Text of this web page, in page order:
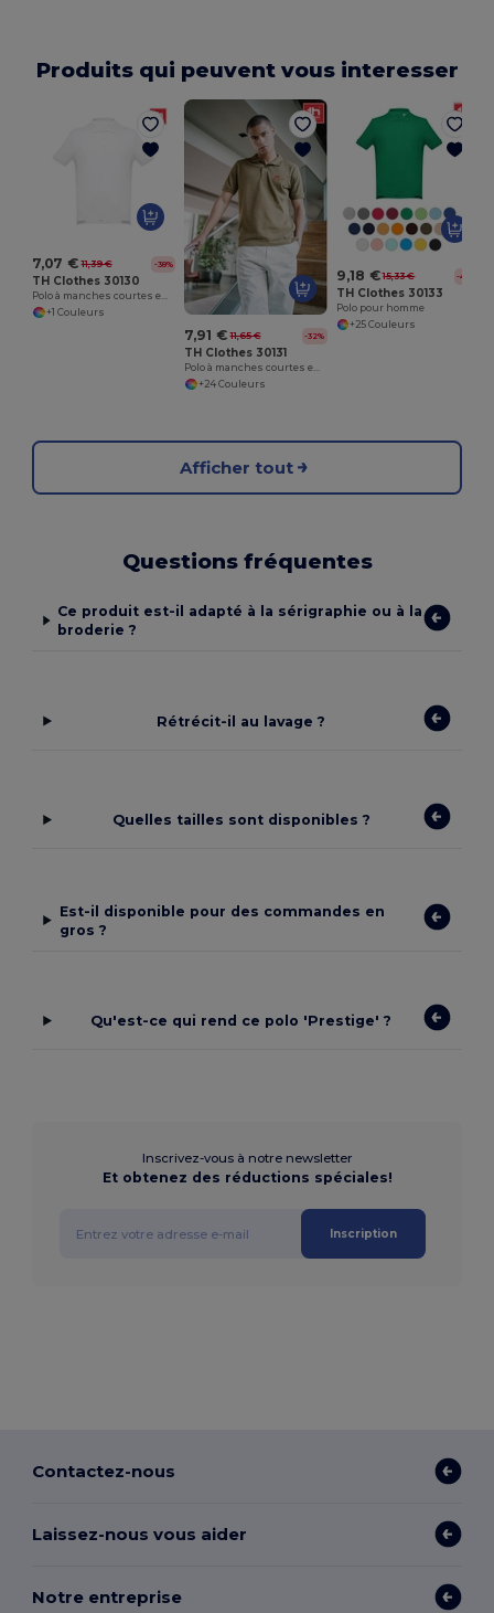
Produits qui peuvent vous interesser
7,07 € 11,39 € -38%
TH Clothes 30130
Polo à manches courtes en coton pour hommes. Couleur blanche
+1 Couleurs
7,91 € 11,65 € -32%
TH Clothes 30131
Polo à manches courtes en coton pour hommes
+24 Couleurs
9,18 € 15,33 € -40%
TH Clothes 30133
Polo pour homme
+25 Couleurs
Afficher tout
Questions fréquentes
Ce produit est-il adapté à la sérigraphie ou à la
broderie ?
Rétrécit-il au lavage ?
Quelles tailles sont disponibles ?
Est-il disponible pour des commandes en
gros ?
Qu'est-ce qui rend ce polo 'Prestige' ?
Inscrivez-vous à notre newsletter
Et obtenez des réductions spéciales!
Inscription
Contactez-nous
Laissez-nous vous aider
Notre entreprise